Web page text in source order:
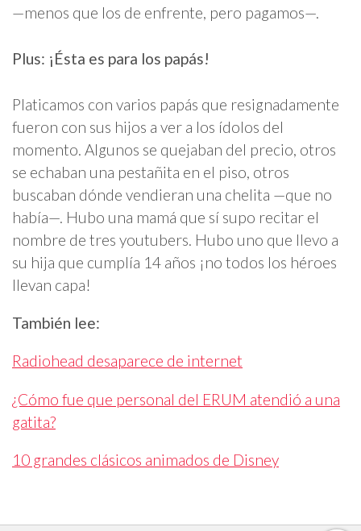
—menos que los de enfrente, pero pagamos—.
Plus: ¡Ésta es para los papás!
Platicamos con varios papás que resignadamente
fueron con sus hijos a ver a los ídolos del
momento. Algunos se quejaban del precio, otros
se echaban una pestañita en el piso, otros
buscaban dónde vendieran una chelita —que no
había—. Hubo una mamá que sí supo recitar el
nombre de tres youtubers. Hubo uno que llevo a
su hija que cumplía 14 años ¡no todos los héroes
llevan capa!
También lee:
Radiohead desaparece de internet
¿Cómo fue que personal del ERUM atendió a una
gatita?
10 grandes clásicos animados de Disney